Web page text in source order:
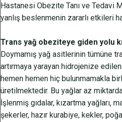
Hastanesi Obezite Tanı ve Tedavi
yanlış beslenmenin zararlı etkileri
Trans yağ obeziteye giden yolu
Doymamış yağ asitlerinin tümüne
artırmaya yarayan hidrojenize
hemen hemen hiç bulunmamakla
üretilmektedir. Bu yağlar az
İşlenmiş gıdalar, kızartma yağları,
şekerler, hazır kurabiye, kekler,